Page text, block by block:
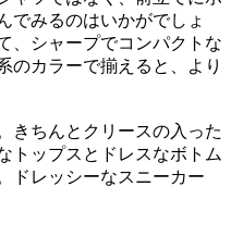
でみるのはいかがでしょ
、シャープでコンパクトな
のカラーで揃えると、より
きちんとクリースの入った
トップスとドレスなボトム
ドレッシーなスニーカー